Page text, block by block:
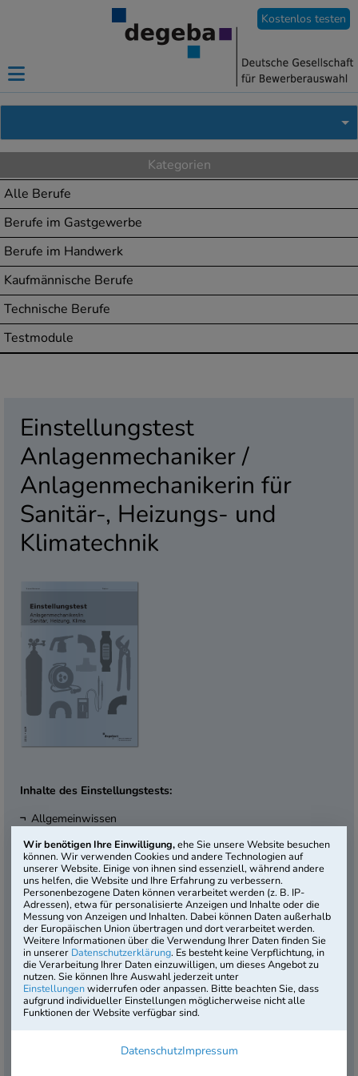
Wir benötigen Ihre Einwilligung,ehe Sie unsere Website besuchen
können. Wir verwenden Cookies und andere Technologien auf
unserer Website. Einige von ihnen sind essenziell, während andere
uns helfen, die Website und Ihre Erfahrung zu verbessern.
Personenbezogene Daten können verarbeitet werden (z. B. IP-
Adressen), etwa für personalisierte Anzeigen und Inhalte oder die
Messung von Anzeigen und Inhalten. Dabei können Daten außerhalb
der Europäischen Union übertragen und dort verarbeitet werden.
Weitere Informationen über die Verwendung Ihrer Daten finden Sie
in unserer Datenschutzerklärung. Es besteht keine Verpflichtung, in
die Verarbeitung Ihrer Daten einzuwilligen, um dieses Angebot zu
nutzen. Sie können Ihre Auswahl jederzeit unter
Einstellungenwiderrufen oder anpassen. Bitte beachten Sie, dass
aufgrund individueller Einstellungen möglicherweise nicht alle
Funktionen der Website verfügbar sind.
DatenschutzImpressum
Kostenlos testen
Kategorien
Alle Berufe
Berufe im Gastgewerbe
Berufe im Handwerk
Kaufmännische Berufe
Technische Berufe
Testmodule
Einstellungstest
Anlagenmechaniker /
Anlagenmechanikerin für
Sanitär-, Heizungs- und
Klimatechnik
Inhalte des Einstellungstests:
Allgemeinwissen
Mathematik
Technisches Verständnis
Sprachbeherrschung
Logisches Denkvermögen
Visuelles Denkvermögen
Dauer:100 Min.
Testniveau:
Hauptschulabschluss / Mittlere Reife
Artikel-Nr.:ALM-2211-B4
4. Auflage
Der Einstellungstest „Anlagenmechaniker /